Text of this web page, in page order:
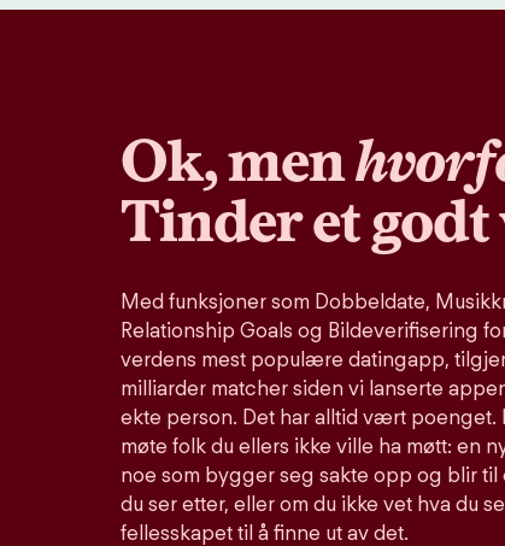
Ok, men
Tinder et godt
Med funksjoner som Dobbeldate,
Relationship Goals og Bildeverifisering
verdens mest populære datingapp,
milliarder matcher siden vi lanserte
ekte person. Det har alltid vært poenget.
møte folk du ellers ikke ville ha møtt: en
noe som bygger seg sakte opp og blir til
du ser etter, eller om du ikke vet hva du
fellesskapet til å finne ut av det.